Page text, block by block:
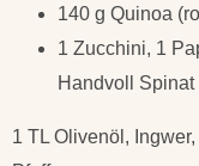
140 g Quinoa
1 Zucchini, 1
Handvoll Spinat
1 TL Olivenöl,